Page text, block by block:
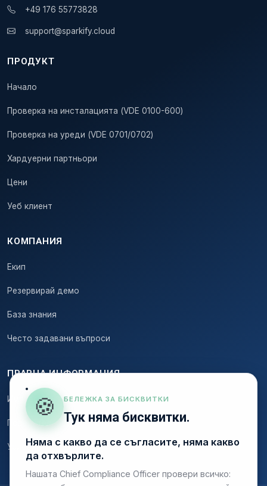
🍪 БЕЛЕЖКА ЗА БИСКВИТКИ
Тук няма бисквитки.
Няма с какво да се съгласите, няма какво
да отхвърлите.
Нашата Chief Compliance Officer провери всичко:
+49 176 55773828
support@sparkify.cloud
ПРОДУКТ
Начало
Проверка на инсталацията (VDE 0100-600)
Проверка на уреди (VDE 0701/0702)
Хардуерни партньори
Цени
Уеб клиент
КОМПАНИЯ
Екип
Резервирай демо
База знания
Често задавани въпроси
ПРАВНА ИНФОРМАЦИЯ
Импресум
Поверителност
Условия